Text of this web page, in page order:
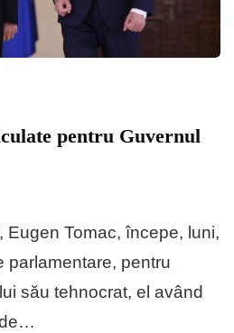
pentru Guvernul
Eugen Tomac, începe, luni,
parlamentare, pentru
său tehnocrat, el având
de…